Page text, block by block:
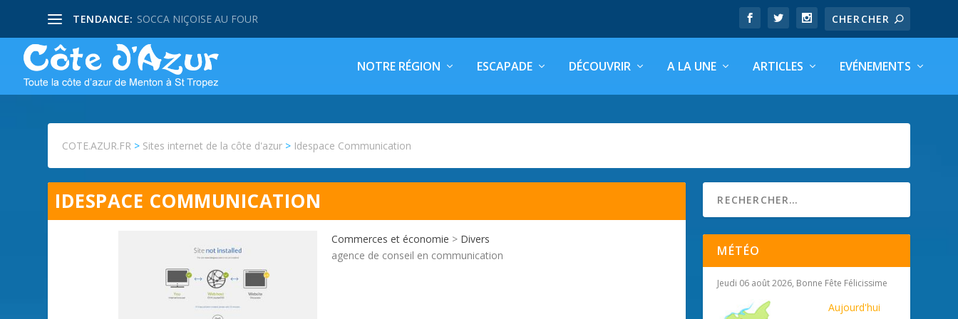
TENDANCE: SOCCA NIÇOISE AU FOUR
NOTRE RÉGION ESCAPADE DÉCOUVRIR A LA UNE ARTICLES EVÉNEMENTS
COTE.AZUR.FR > Sites internet de la côte d'azur > Idespace Communication
IDESPACE COMMUNICATION
Commerces et économie > Divers
agence de conseil en communication
MÉTÉO
Jeudi 06 août 2026, Bonne Fête Félicissime
Aujourd'hui